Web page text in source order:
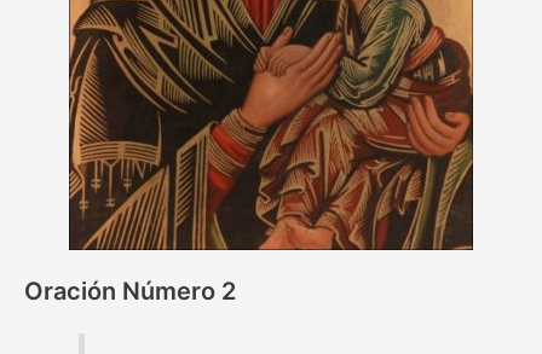
Oración Número 2